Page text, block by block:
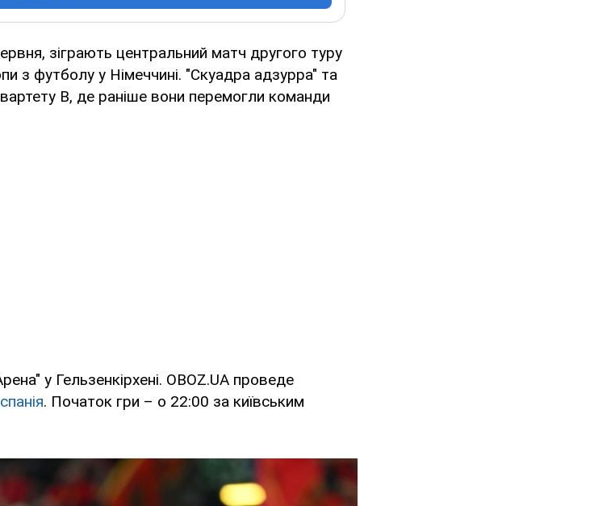
червня, зіграють центральний матч другого туру
з футболу у Німеччині. "Скуадра адзурра" та
В, де раніше вони перемогли команди
у Гельзенкірхені. OBOZ.UA проведе
. Початок гри – о 22:00 за київським